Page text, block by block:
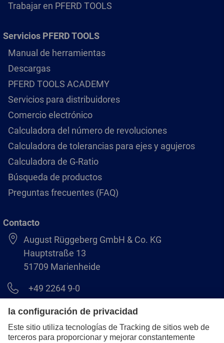
Trabajar en PFERD TOOLS
Servicios PFERD TOOLS
Manual de herramientas
Descargas
PFERD TOOLS ACADEMY
Servicios para distribuidores
Comercio electrónico
Calculadora del número de revoluciones
Calculadora de tolerancias para ejes y agujeros
Calculadora de G-Ratio
Búsqueda de productos
Preguntas frecuentes (FAQ)
Contacto
August Rüggeberg GmbH & Co. KG
Hauptstraße 13
51709 Marienheide
+49 2264 9-0
info@pferd.com
+49 2264 9-400